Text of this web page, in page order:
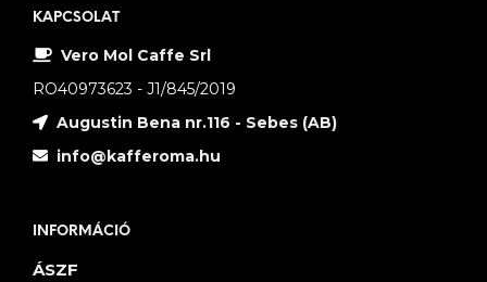
KAPCSOLAT
Vero Mol Caffe Srl
RO40973623 - J1/845/2019
Augustin Bena nr.116 - Sebes (AB)
info@kafferoma.hu
INFORMÁCIÓ
ÁSZF